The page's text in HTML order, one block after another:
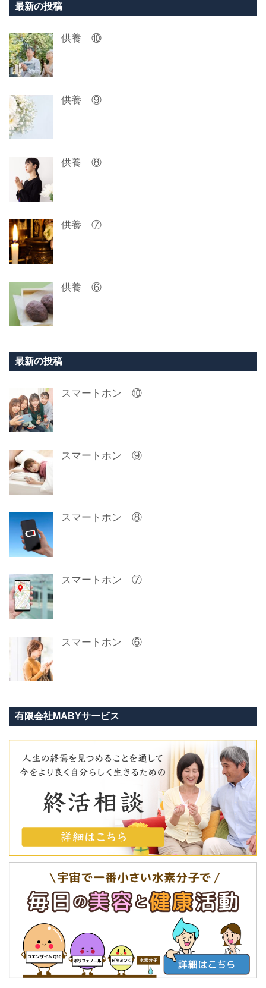
ゲ
ー
シ
ョ
ン
最新の投稿
供養 ⑩
供養 ⑨
供養 ⑧
供養 ⑦
供養 ⑥
最新の投稿
スマートホン ⑩
スマートホン ⑨
スマートホン ⑧
スマートホン ⑦
スマートホン ⑥
有限会社MABYサービス